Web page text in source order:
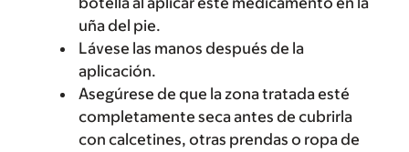
uña del pie.
Lávese las manos después de la
aplicación.
Asegúrese de que la zona tratada esté
completamente seca antes de cubrirla
con calcetines, otras prendas o ropa de